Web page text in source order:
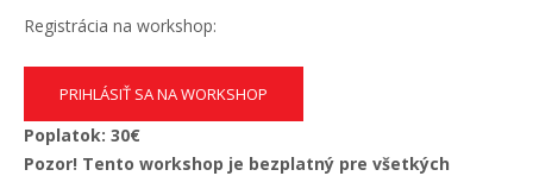
Registrácia na workshop:
PRIHLÁSIŤ SA NA WORKSHOP
Poplatok: 30€
Pozor! Tento workshop je bezplatný pre všetkých